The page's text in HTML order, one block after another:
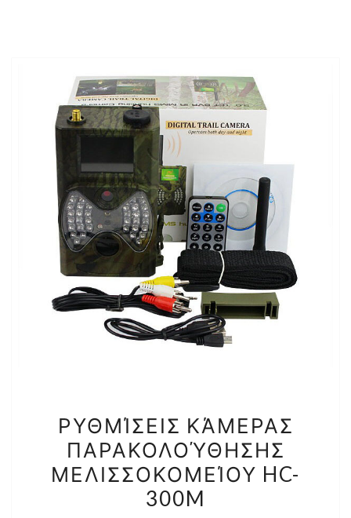
ΚΆΜΕΡΑΣ
ΠΑΡΑΚΟΛΟΎΘΗΣΗΣ
ΜΕΛΙΣΣΟΚΟΜΕΊΟΥ
HC-
ΡΥΘΜΊΣΕΙΣ ΚΆΜΕΡΑΣ
ΠΑΡΑΚΟΛΟΎΘΗΣΗΣ
ΜΕΛΙΣΣΟΚΟΜΕΊΟΥ HC-
300M